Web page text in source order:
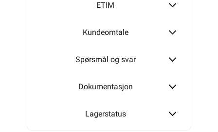
ETIM
Kundeomtale
Spørsmål og svar
Dokumentasjon
Lagerstatus